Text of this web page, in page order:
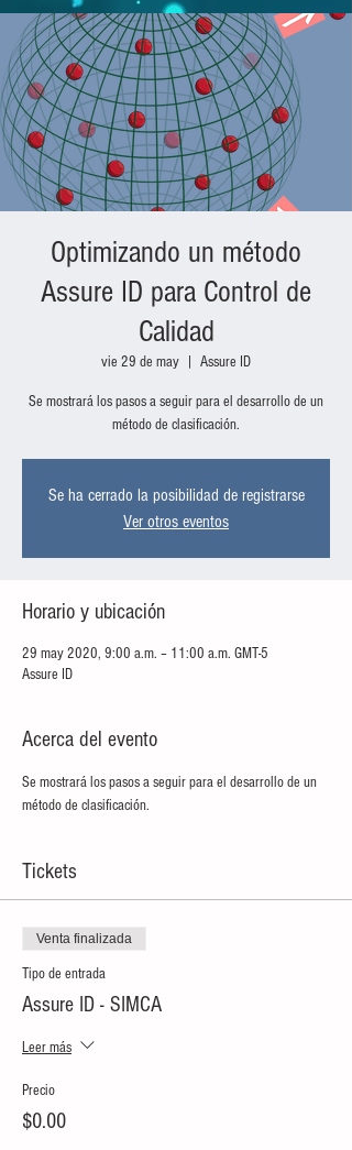
Optimizando un método
Assure ID para Control de
Calidad
vie 29 de may Assure ID
Se mostrará los pasos a seguir para el desarrollo de un
método de clasificación.
Se ha cerrado la posibilidad de registrarse
Ver otros eventos
Horario y ubicación
29 may 2020, 9:00 a.m. – 11:00 a.m. GMT-5
Assure ID
Acerca del evento
Se mostrará los pasos a seguir para el desarrollo de un
método de clasificación.
Tickets
Venta finalizada
Tipo de entrada
Assure ID - SIMCA
Leer más
Precio
$0.00